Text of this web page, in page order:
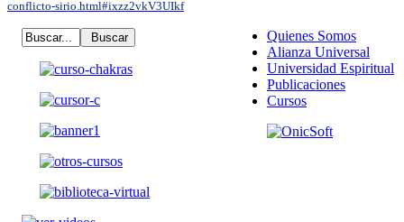
conflicto-sirio.html#ixzz2vkV3UIkf
Quienes Somos
Alianza Universal
Universidad Espiritual
Publicaciones
Cursos